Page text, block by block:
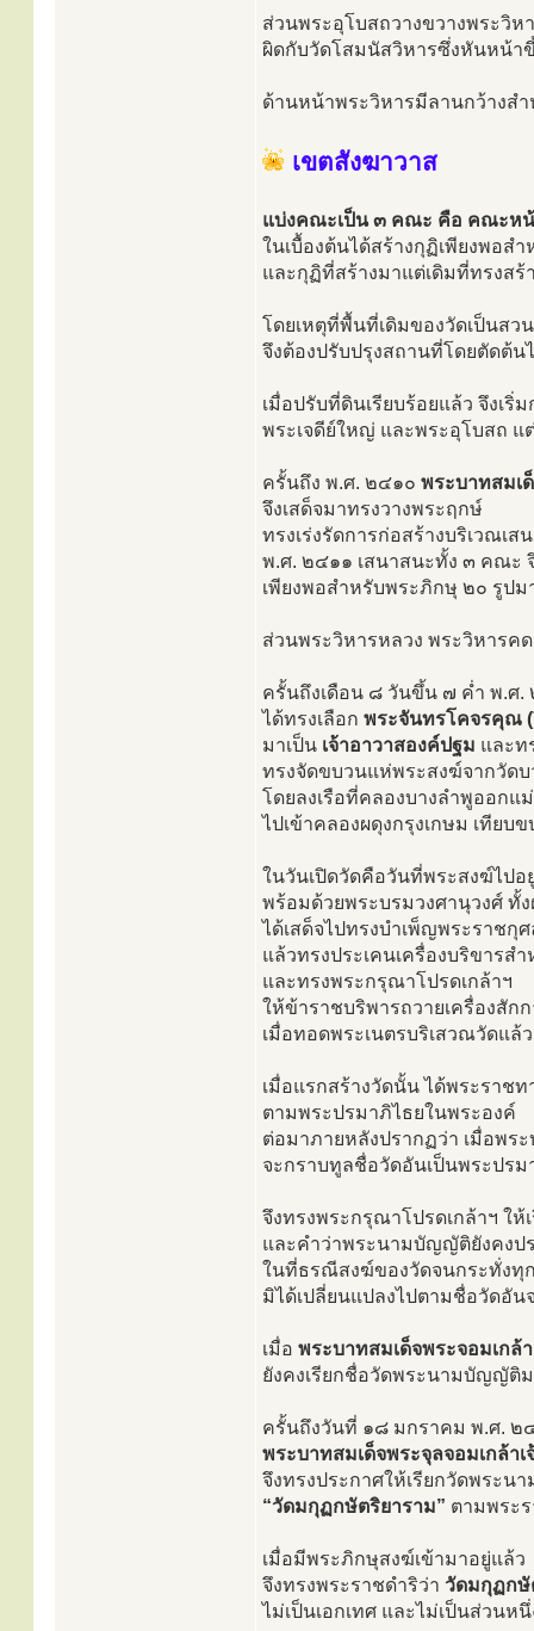
ส่วนพระอุโบสถวางขวางพระวิ
ผิดกับวัดโสมนัสวิหารซึ่งหันหน้า
ด้านหน้าพระวิหารมีลานกว้างส
เขตสังฆาวาส
แบ่งคณะเป็น ๓ คณะ คือ คณะห
ในเบื้องต้นได้สร้างกุฏิเพียงพอส
และกุฏิที่สร้างมาแต่เดิมที่ทรงสร้
โดยเหตุที่พื้นที่เดิมของวัดเป็นสว
จึงต้องปรับปรุงสถานที่โดยตัดต้
เมื่อปรับที่ดินเรียบร้อยแล้ว จึงเริ่
พระเจดีย์ใหญ่ และพระอุโบสถ
ครั้นถึง พ.ศ. ๒๔๑๐ พระบาทสมเ
จึงเสด็จมาทรงวางพระฤกษ์
ทรงเร่งรัดการก่อสร้างบริเวณเ
พ.ศ. ๒๔๑๑ เสนาสนะทั้ง ๓ คณะ
เพียงพอสำหรับพระภิกษุ ๒๐ รูปม
ส่วนพระวิหารหลวง พระวิหารค
ครั้นถึงเดือน ๘ วันขึ้น ๗ ค่ำ พ.ศ.
ได้ทรงเลือก พระจันทรโคจรคุณ (
มาเป็น เจ้าอาวาสองค์ปฐม และท
ทรงจัดขบวนแห่พระสงฆ์จากวัดบ
โดยลงเรือที่คลองบางลำพูออกแ
ไปเข้าคลองผดุงกรุงเกษม เทียบ
ในวันเปิดวัดคือวันที่พระสงฆ์ไปอ
พร้อมด้วยพระบรมวงศานุวงศ์ ทั้
ได้เสด็จไปทรงบำเพ็ญพระราชกุ
แล้วทรงประเคนเครื่องบริขารส
และทรงพระกรุณาโปรดเกล้าฯ
ให้ข้าราชบริพารถวายเครื่องสั
เมื่อทอดพระเนตรบริเสวณวัดแล้
เมื่อแรกสร้างวัดนั้น ได้พระราช
ตามพระปรมาภิไธยในพระองค์
ต่อมาภายหลังปรากฏว่า เมื่อพร
จะกราบทูลชื่อวัดอันเป็นพระปรม
จึงทรงพระกรุณาโปรดเกล้าฯ ให้
และคำว่าพระนามบัญญัติยังคงป
ในที่ธรณีสงฆ์ของวัดจนกระทั่งทุ
มิได้เปลี่ยนแปลงไปตามชื่อวัดอัน
เมื่อ พระบาทสมเด็จพระจอมเกล้
ยังคงเรียกชื่อวัดพระนามบัญญัติม
ครั้นถึงวันที่ ๑๘ มกราคม พ.ศ. ๒
พระบาทสมเด็จพระจุลจอมเกล้า
จึงทรงประกาศให้เรียกวัดพระน
“วัดมกุฏกษัตริยาราม” ตามพระ
เมื่อมีพระภิกษุสงฆ์เข้ามาอยู่แล้ว
จึงทรงพระราชดำริว่า วัดมกุฏกษั
ไม่เป็นเอกเทศ และไม่เป็นส่วนห